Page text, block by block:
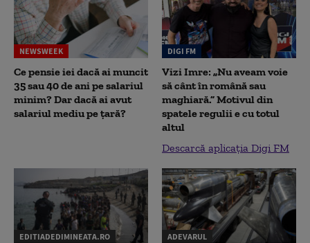
NEWSWEEK
Ce pensie iei dacă ai muncit
35 sau 40 de ani pe salariul
minim? Dar dacă ai avut
salariul mediu pe țară?
DIGI FM
Vizi Imre: „Nu aveam voie
să cânt în română sau
maghiară.” Motivul din
spatele regulii e cu totul
altul
Descarcă aplicația Digi FM
EDITIADEDIMINEATA.RO ADEVARUL